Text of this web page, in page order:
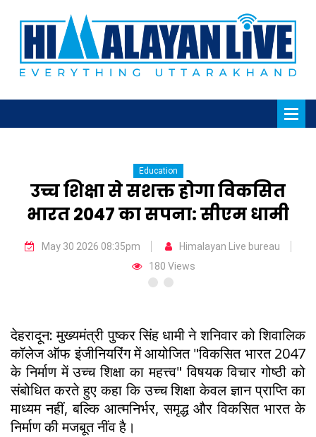
Education
उच्च शिक्षा से सशक्त होगा विकसित
भारत 2047 का सपना: सीएम धामी
May 30 2026 08:35pm
Himalayan Live bureau
180 Views
Previous
Next
देहरादून: मुख्यमंत्री पुष्कर सिंह धामी ने शनिवार को शिवालिक
कॉलेज ऑफ इंजीनियरिंग में आयोजित "विकसित भारत 2047
के निर्माण में उच्च शिक्षा का महत्त्व" विषयक विचार गोष्ठी को
संबोधित करते हुए कहा कि उच्च शिक्षा केवल ज्ञान प्राप्ति का
माध्यम नहीं, बल्कि आत्मनिर्भर, समृद्ध और विकसित भारत के
निर्माण की मजबूत नींव है।